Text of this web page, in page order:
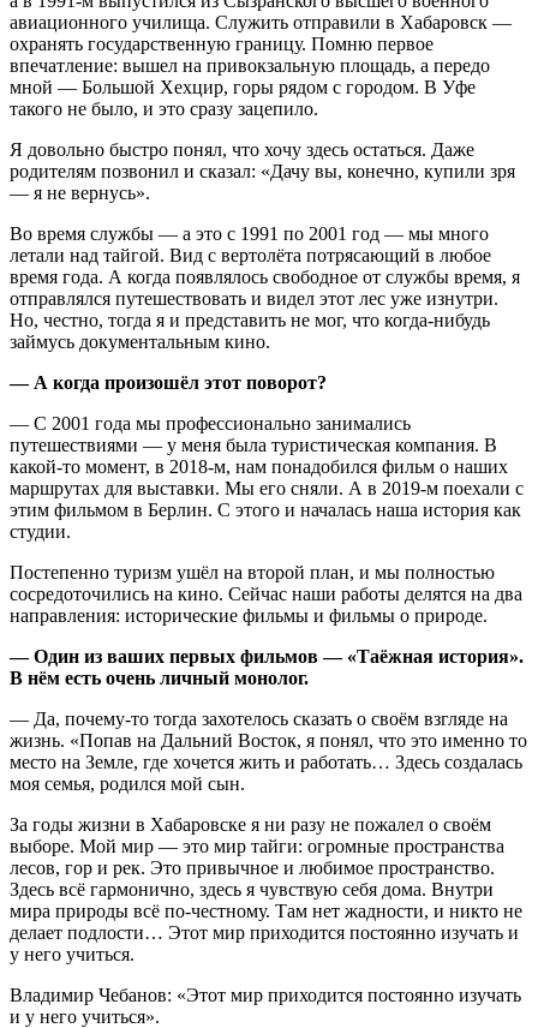
авиационного училища. Служить отправили в Хабаровск —
охранять государственную границу. Помню первое
впечатление: вышел на привокзальную площадь, а передо
мной — Большой Хехцир, горы рядом с городом. В Уфе
такого не было, и это сразу зацепило.
Я довольно быстро понял, что хочу здесь остаться. Даже
родителям позвонил и сказал: «Дачу вы, конечно, купили зря
— я не вернусь».
Во время службы — а это с 1991 по 2001 год — мы много
летали над тайгой. Вид с вертолёта потрясающий в любое
время года. А когда появлялось свободное от службы время, я
отправлялся путешествовать и видел этот лес уже изнутри.
Но, честно, тогда я и представить не мог, что когда‑нибудь
займусь документальным кино.
— А когда произошёл этот поворот?
— С 2001 года мы профессионально занимались
путешествиями — у меня была туристическая компания. В
какой‑то момент, в 2018‑м, нам понадобился фильм о наших
маршрутах для выставки. Мы его сняли. А в 2019‑м поехали с
этим фильмом в Берлин. С этого и началась наша история как
студии.
Постепенно туризм ушёл на второй план, и мы полностью
сосредоточились на кино. Сейчас наши работы делятся на два
направления: исторические фильмы и фильмы о природе.
— Один из ваших первых фильмов — «Таёжная история».
В нём есть очень личный монолог.
— Да, почему‑то тогда захотелось сказать о своём взгляде на
жизнь. «Попав на Дальний Восток, я понял, что это именно то
место на Земле, где хочется жить и работать… Здесь создалась
моя семья, родился мой сын.
За годы жизни в Хабаровске я ни разу не пожалел о своём
выборе. Мой мир — это мир тайги: огромные пространства
лесов, гор и рек. Это привычное и любимое пространство.
Здесь всё гармонично, здесь я чувствую себя дома. Внутри
мира природы всё по‑честному. Там нет жадности, и никто не
делает подлости… Этот мир приходится постоянно изучать и
у него учиться.
Владимир Чебанов: «Этот мир приходится постоянно изучать
и у него учиться».